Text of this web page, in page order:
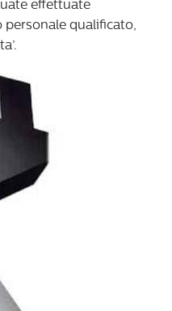
effettuate
personale qualificato,